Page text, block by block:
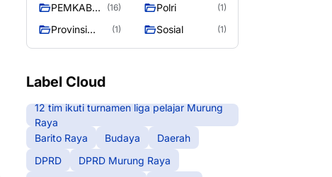
RAYA
Raya
PEMKAB
RAYA
(16) Polri (1)
Provinsi
(1) Sosial (1)
Label Cloud
12 tim ikuti turnamen liga pelajar Murung
Raya
Barito Raya
Budaya
Daerah
DPRD
DPRD Murung Raya